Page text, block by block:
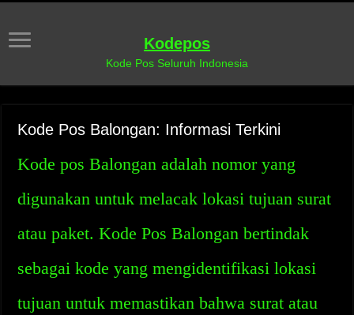
Kodepos
Kode Pos Seluruh Indonesia
Kode Pos Balongan: Informasi Terkini
Kode pos Balongan adalah nomor yang
digunakan untuk melacak lokasi tujuan surat
atau paket. Kode Pos Balongan bertindak
sebagai kode yang mengidentifikasi lokasi
tujuan untuk memastikan bahwa surat atau